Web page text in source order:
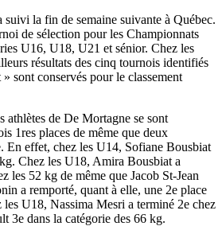
la fin de semaine suivante à Québec.
de sélection pour les Championnats
U16, U18, U21 et sénior. Chez les
résultats des cinq tournois identifiés
sont conservés pour le classement
athlètes de De Mortagne se sont
1res places de même que deux
En effet, chez les U14, Sofiane Bousbiat
Chez les U18, Amira Bousbiat a
les 52 kg de même que Jacob St-Jean
a remporté, quant à elle, une 2e place
U18, Nassima Mesri a terminé 2e chez
3e dans la catégorie des 66 kg.